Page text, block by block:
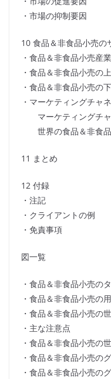
・市場の抑制要因
10 食品＆非食品小売の
・食品＆非食品小売産
・食品＆非食品小売の
・食品＆非食品小売の
・マーケティングチャ
マーケティングチ
世界の食品＆非食品
11 まとめ
12 付録
・注記
・クライアントの例
・免責事項
図一覧
・食品＆非食品小売の
・食品＆非食品小売の
・食品＆非食品小売の
・主な注意点
・食品＆非食品小売の
・食品＆非食品小売の
・食品＆非食品小売の